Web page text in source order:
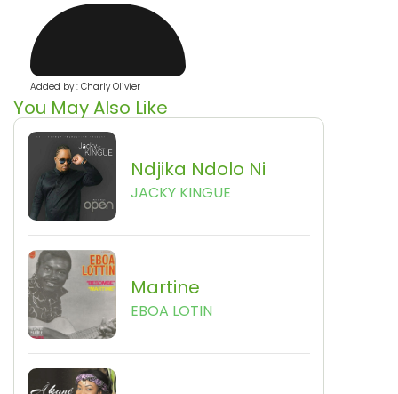
Added by : Charly Olivier
You May Also Like
Ndjika Ndolo Ni
JACKY KINGUE
Martine
EBOA LOTIN